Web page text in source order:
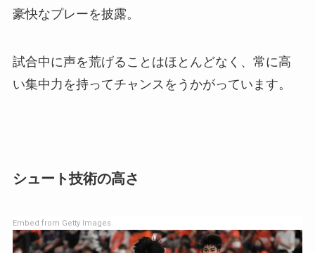
豪快なプレーを披露。
試合中に声を荒げることはほとんどなく、常に高
い集中力を持ってチャンスをうかがっています。
シュート技術の高さ
Embed from Getty Images